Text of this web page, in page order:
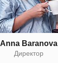
Anna Baranova
Директор